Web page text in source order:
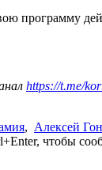
программу
https://t.me/
, Алексей
чтобы